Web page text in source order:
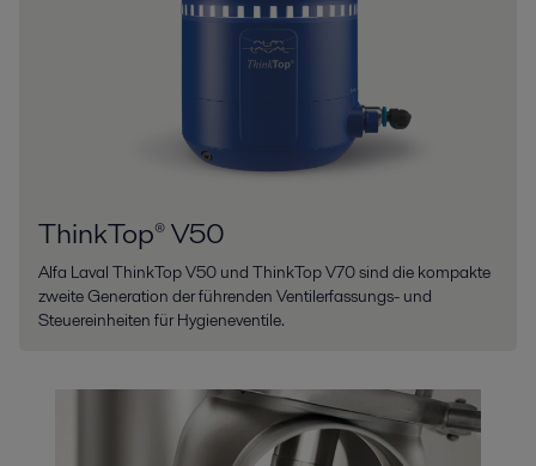
ThinkTop® V50
Alfa Laval ThinkTop V50 und ThinkTop V70 sind die kompakte
zweite Generation der führenden Ventilerfassungs- und
Steuereinheiten für Hygieneventile.